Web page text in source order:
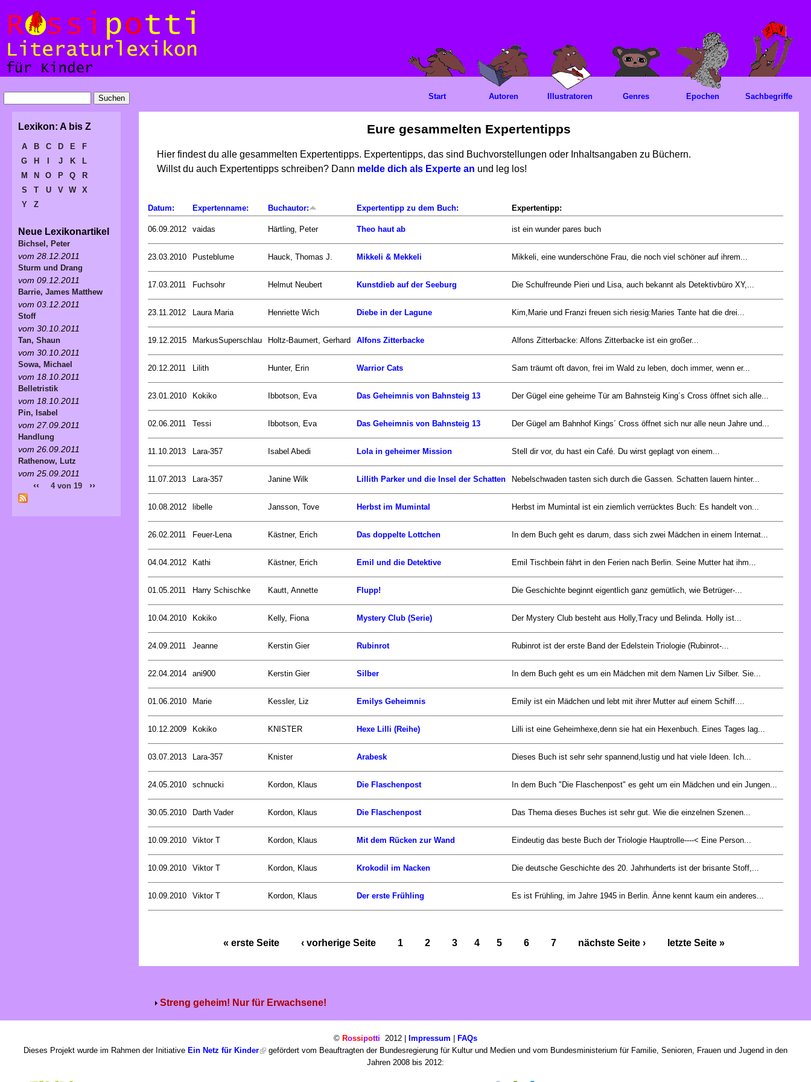
Eure gesammelten Expertentipps
Hier findest du alle gesammelten Expertentipps. Expertentipps, das sind Buchvorstellungen oder Inhaltsangaben zu Büchern.
Willst du auch Expertentipps schreiben? Dann melde dich als Experte an und leg los!
Datum: Expertenname: Buchautor: Expertentipp zu dem Buch: Expertentipp:
06.09.2012 vaidas Härtling, Peter Theo haut ab ist ein wunder pares buch
23.03.2010 Pusteblume Hauck, Thomas J. Mikkeli & Mekkeli Mikkeli, eine wunderschöne Frau, die noch viel schöner auf ihrem...
17.03.2011 Fuchsohr Helmut Neubert Kunstdieb auf der Seeburg Die Schulfreunde Pieri und Lisa, auch bekannt als Detektivbüro XY,...
23.11.2012 Laura Maria Henriette Wich Diebe in der Lagune Kim,Marie und Franzi freuen sich riesig:Maries Tante hat die drei...
19.12.2015 MarkusSuperschlau Holtz-Baumert, Gerhard Alfons Zitterbacke Alfons Zitterbacke: Alfons Zitterbacke ist ein großer...
20.12.2011 Lilith Hunter, Erin Warrior Cats Sam träumt oft davon, frei im Wald zu leben, doch immer, wenn er...
23.01.2010 Kokiko Ibbotson, Eva Das Geheimnis von Bahnsteig 13 Der Gügel eine geheime Tür am Bahnsteig King´s Cross öffnet sich alle...
02.06.2011 Tessi Ibbotson, Eva Das Geheimnis von Bahnsteig 13 Der Gügel am Bahnhof Kings´ Cross öffnet sich nur alle neun Jahre und...
11.10.2013 Lara-357 Isabel Abedi Lola in geheimer Mission Stell dir vor, du hast ein Café. Du wirst geplagt von einem...
11.07.2013 Lara-357 Janine Wilk Lillith Parker und die Insel der Schatten Nebelschwaden tasten sich durch die Gassen. Schatten lauern hinter...
10.08.2012 libelle Jansson, Tove Herbst im Mumintal Herbst im Mumintal ist ein ziemlich verrücktes Buch: Es handelt von...
26.02.2011 Feuer-Lena Kästner, Erich Das doppelte Lottchen In dem Buch geht es darum, dass sich zwei Mädchen in einem Internat...
04.04.2012 Kathi Kästner, Erich Emil und die Detektive Emil Tischbein fährt in den Ferien nach Berlin. Seine Mutter hat ihm...
01.05.2011 Harry Schischke Kautt, Annette Flupp! Die Geschichte beginnt eigentlich ganz gemütlich, wie Betrüger-...
10.04.2010 Kokiko Kelly, Fiona Mystery Club (Serie) Der Mystery Club besteht aus Holly,Tracy und Belinda. Holly ist...
24.09.2011 Jeanne Kerstin Gier Rubinrot Rubinrot ist der erste Band der Edelstein Triologie (Rubinrot-...
22.04.2014 ani900 Kerstin Gier Silber In dem Buch geht es um ein Mädchen mit dem Namen Liv Silber. Sie...
01.06.2010 Marie Kessler, Liz Emilys Geheimnis Emily ist ein Mädchen und lebt mit ihrer Mutter auf einem Schiff....
10.12.2009 Kokiko KNISTER Hexe Lilli (Reihe) Lilli ist eine Geheimhexe,denn sie hat ein Hexenbuch. Eines Tages lag...
03.07.2013 Lara-357 Knister Arabesk Dieses Buch ist sehr sehr spannend,lustig und hat viele Ideen. Ich...
24.05.2010 schnucki Kordon, Klaus Die Flaschenpost In dem Buch "Die Flaschenpost" es geht um ein Mädchen und ein Jungen...
30.05.2010 Darth Vader Kordon, Klaus Die Flaschenpost Das Thema dieses Buches ist sehr gut. Wie die einzelnen Szenen...
10.09.2010 Viktor T Kordon, Klaus Mit dem Rücken zur Wand Eindeutig das beste Buch der Triologie Hauptrolle----< Eine Person...
10.09.2010 Viktor T Kordon, Klaus Krokodil im Nacken Die deutsche Geschichte des 20. Jahrhunderts ist der brisante Stoff,...
10.09.2010 Viktor T Kordon, Klaus Der erste Frühling Es ist Frühling, im Jahre 1945 in Berlin. Änne kennt kaum ein anderes...
« erste Seite ‹ vorherige Seite 1 2 3 4 5 6 7 nächste Seite › letzte Seite »
Streng geheim! Nur für Erwachsene!
Start Autoren Illustratoren Genres Epochen Sachbegriffe
Lexikon: A bis Z
A B C D E
F
G
H J K
L
M
N O P Q
R
S
T U V W
X
Y
Z
Neue Lexikonartikel
Bichsel, Peter
vom 28.12.2011
Sturm und Drang
vom 09.12.2011
Barrie, James Matthew
vom 03.12.2011
Stoff
vom 30.10.2011
Tan, Shaun
vom 30.10.2011
Sowa, Michael
vom 18.10.2011
Belletristik
vom 18.10.2011
Pin, Isabel
vom 27.09.2011
Handlung
vom 26.09.2011
Rathenow, Lutz
vom 25.09.2011
‹‹ 4 von 19 ››
© Rossipotti 2012 | Impressum | FAQs
Dieses Projekt wurde im Rahmen der Initiative Ein Netz für Kinder
gefördert vom Beauftragten der Bundesregierung für Kultur und Medien und vom Bundesministerium für Familie, Senioren, Frauen und Jugend in den
Jahren 2008 bis 2012: